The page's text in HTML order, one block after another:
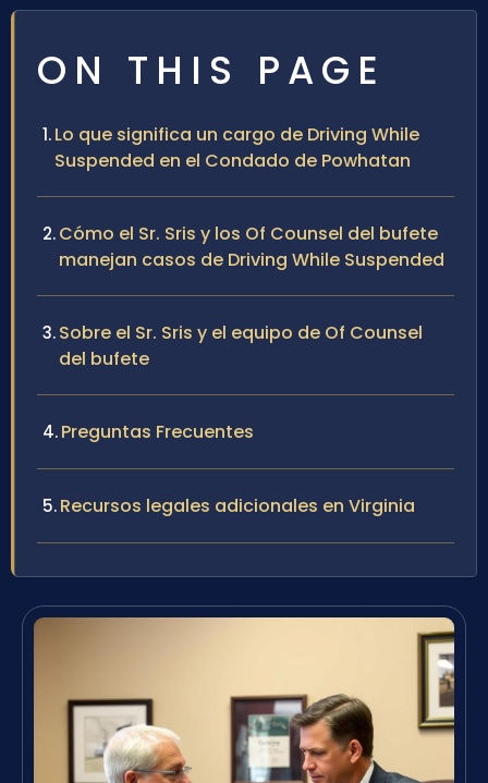
ON THIS PAGE
Lo que significa un cargo de Driving While
Suspended en el Condado de Powhatan
Cómo el Sr. Sris y los Of Counsel del bufete
manejan casos de Driving While Suspended
Sobre el Sr. Sris y el equipo de Of Counsel
del bufete
Preguntas Frecuentes
Recursos legales adicionales en Virginia